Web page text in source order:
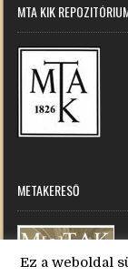
MTA KIK
METAKERESŐ
Ez a weboldal